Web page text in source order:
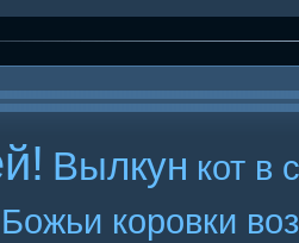
Вылкун кот в
Божьи коровки